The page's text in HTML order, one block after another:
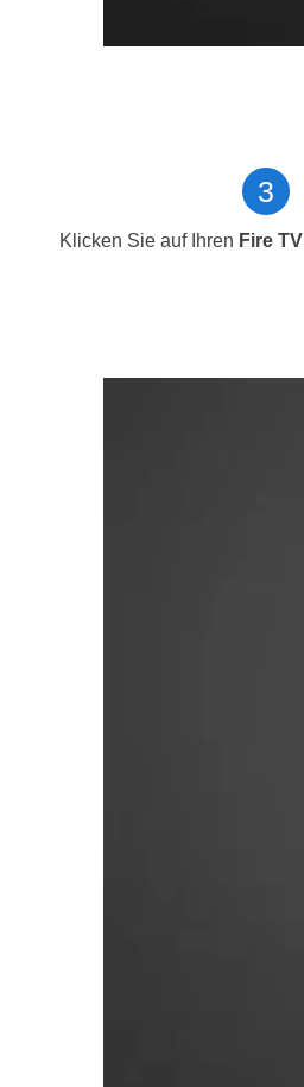
3
Klicken Sie auf Ihren Fire